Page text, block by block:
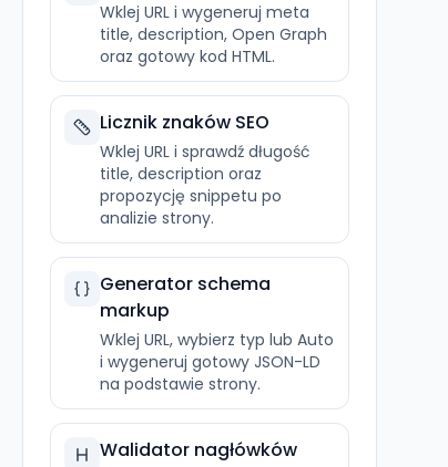
Wklej URL i wygeneruj meta
title, description, Open Graph
oraz gotowy kod HTML.
Licznik znaków SEO
Wklej URL i sprawdź długość
title, description oraz
propozycję snippetu po
analizie strony.
Generator schema
markup
Wklej URL, wybierz typ lub Auto
i wygeneruj gotowy JSON-LD
na podstawie strony.
Walidator nagłówków